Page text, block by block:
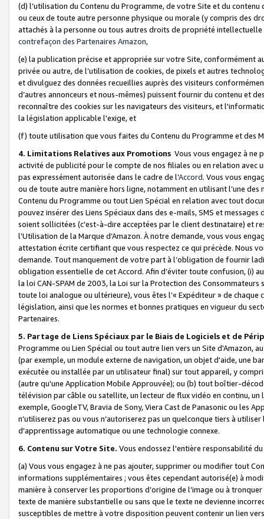
(d) l’utilisation du Contenu du Programme, de votre Site et du
ou ceux de toute autre personne physique ou morale (y compris des
attachés à la personne ou tous autres droits de propriété
contrefaçon des Partenaires Amazon,
(e) la publication précise et appropriée sur votre Site, conformément
privée ou autre, de l’utilisation de cookies, de pixels et autres
et divulguez des données recueillies auprès des visiteurs
d’autres annonceurs et nous-mêmes) puissent fournir du contenu et
reconnaître des cookies sur les navigateurs des visiteurs, et
la législation applicable l'exige, et
(f) toute utilisation que vous faites du Contenu du Programme et des
4. Limitations Relatives aux Promotions Vous vous engagez à ne
activité de publicité pour le compte de nos filiales ou en relation avec
pas expressément autorisée dans le cadre de l’Accord. Vous vous
ou de toute autre manière hors ligne, notamment en utilisant l’une
Contenu du Programme ou tout Lien Spécial en relation avec tout
pouvez insérer des Liens Spéciaux dans des e-mails, SMS et
soient sollicitées (c’est-à-dire acceptées par le client destinataire) et
l’Utilisation de la Marque d’Amazon. À notre demande, vous vous
attestation écrite certifiant que vous respectez ce qui précède. Nous
demande. Tout manquement de votre part à l’obligation de fournir
obligation essentielle de cet Accord. Afin d’éviter toute confusion, (i)
la loi CAN-SPAM de 2003, la Loi sur la Protection des
toute loi analogue ou ultérieure), vous êtes l’« Expéditeur » de
législation, ainsi que les normes et bonnes pratiques en vigueur du
Partenaires.
5. Partage de Liens Spéciaux par le Biais de Logiciels et de
Programme ou Lien Spécial ou tout autre lien vers un Site d'Amazon,
(par exemple, un module externe de navigation, un objet d'aide, une
exécutée ou installée par un utilisateur final) sur tout appareil, y
(autre qu'une Application Mobile Approuvée); ou (b) tout boîtier-
télévision par câble ou satellite, un lecteur de flux vidéo en continu,
exemple, GoogleTV, Bravia de Sony, Viera Cast de Panasonic ou les
n’utiliserez pas ou vous n’autoriserez pas un quelconque tiers à
d'apprentissage automatique ou une technologie connexe.
6. Contenu sur Votre Site. Vous endossez l'entière responsabilité
(a) Vous vous engagez à ne pas ajouter, supprimer ou modifier tout
informations supplémentaires ; vous êtes cependant autorisé(e) à
manière à conserver les proportions d’origine de l’image ou à
texte de manière substantielle ou sans que le texte ne devienne
susceptibles de mettre à votre disposition peuvent contenir un lien